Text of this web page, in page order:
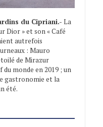
du Cipriani.- La
Dior » et son « Café
autrefois
: Mauro
de Mirazur
monde en 2019 ; un
gastronomie et la
été.